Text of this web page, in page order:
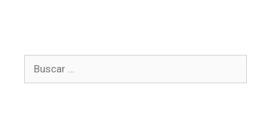
t
r
í